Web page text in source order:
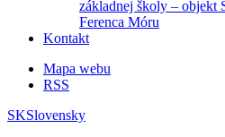
základnej školy – objekt
Ferenca Móru
Kontakt
Mapa webu
RSS
SKSlovensky